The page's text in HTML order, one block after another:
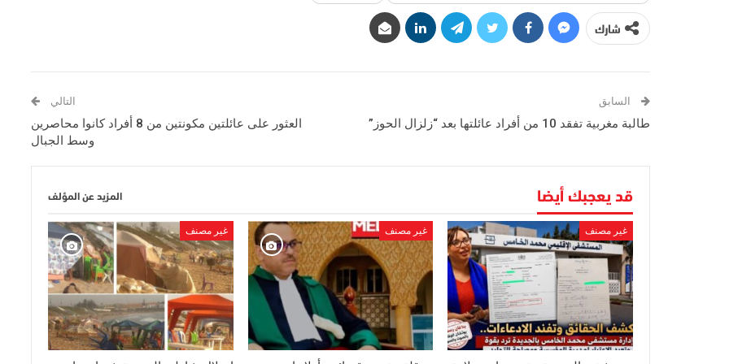
شارك
السابق
طالبة مغربية تفقد 10 من أفراد عائلتها بعد “زلزال الحوز”
التالي
العثور على عائلتين مكونتين من 8 أفراد كانوا محاصرين
وسط الجبال
قد يعجبك أيضا المزيد عن المؤلف
غير مصنف غير مصنف غير مصنف